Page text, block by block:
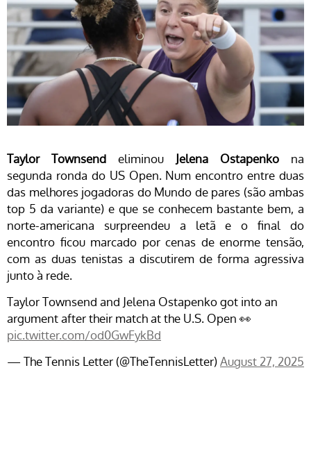
Taylor Townsend eliminouJelena Ostapenko na
segunda ronda do US Open. Num encontro entre duas
das melhores jogadoras do Mundo de pares (são ambas
top 5 da variante) e que se conhecem bastante bem, a
norte-americana surpreendeu a letã e o final do
encontro ficou marcado por cenas de enorme tensão,
com as duas tenistas a discutirem de forma agressiva
junto à rede.
Taylor Townsend and Jelena Ostapenko got into an
argument after their match at the U.S. Open 👀
pic.twitter.com/od0GwFykBd
— The Tennis Letter (@TheTennisLetter)August 27, 2025